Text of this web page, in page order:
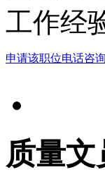
工作经
申请该职位电话咨询
质量